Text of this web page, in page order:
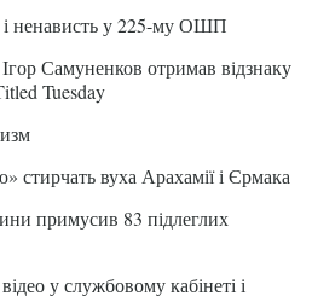
і ненависть у 225-му ОШП
Самуненков отримав відзнаку
Tuesday
стирчать вуха Арахамії і Єрмака
примусив 83 підлеглих
у службовому кабінеті і